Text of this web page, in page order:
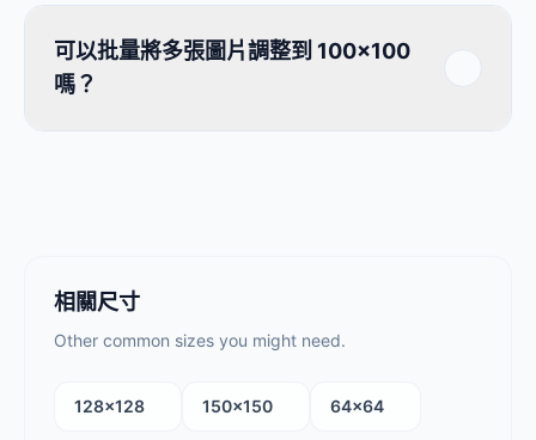
可以批量將多張圖片調整到 100×100
嗎？
相關尺寸
Other common sizes you might need.
128×128 150×150 64×64